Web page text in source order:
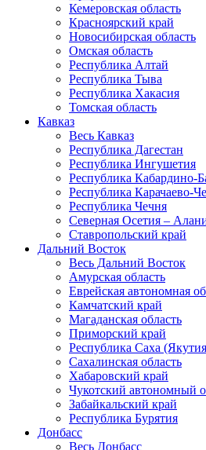
Кемеровская область
Красноярский край
Новосибирская область
Омская область
Республика Алтай
Республика Тыва
Республика Хакасия
Томская область
Кавказ
Весь Кавказ
Республика Дагестан
Республика Ингушетия
Республика Кабардино-
Республика Карачаево-
Республика Чечня
Северная Осетия –
Ставропольский край
Дальний Восток
Весь Дальний Восток
Амурская область
Еврейская автономная
Камчатский край
Магаданская область
Приморский край
Республика Саха
Сахалинская область
Хабаровский край
Чукотский автономный
Забайкальский край
Республика Бурятия
Донбасс
Весь Донбасс